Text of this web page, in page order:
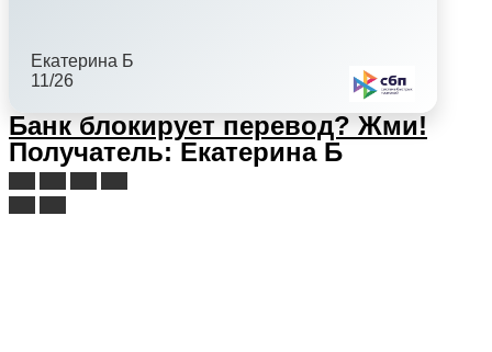
Екатерина Б
11/26
Банк блокирует перевод? Жми!
Получатель: Екатерина Б